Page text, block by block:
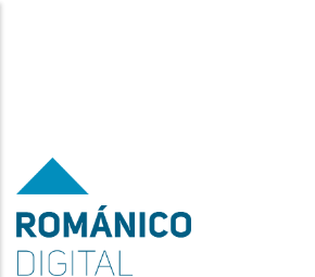
contenido
principal